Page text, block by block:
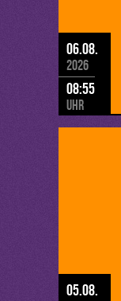
06.08.
2026
08:55
Uhr
05.08.